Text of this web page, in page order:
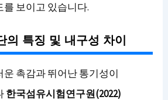
보이고 있습니다.
의 특징 및 내구성 차이
운 촉감과 뛰어난 통기성이
한국섬유시험연구원(2022)